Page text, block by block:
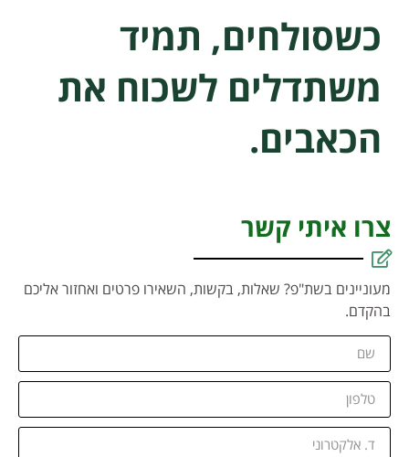
כשסולחים, תמיד
משתדלים לשכוח את
הכאבים.
צרו איתי קשר
מעוניינים בשת"פ? שאלות, בקשות, השאירו פרטים ואחזור אליכם
בהקדם.